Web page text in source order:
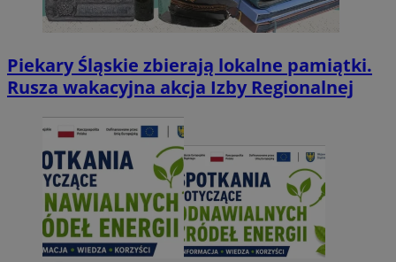
Piekary Śląskie zbierają lokalne pamiątki.
Rusza wakacyjna akcja Izby Regionalnej